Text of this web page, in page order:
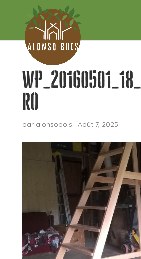
ro
par alonsobois | Août 7, 2025